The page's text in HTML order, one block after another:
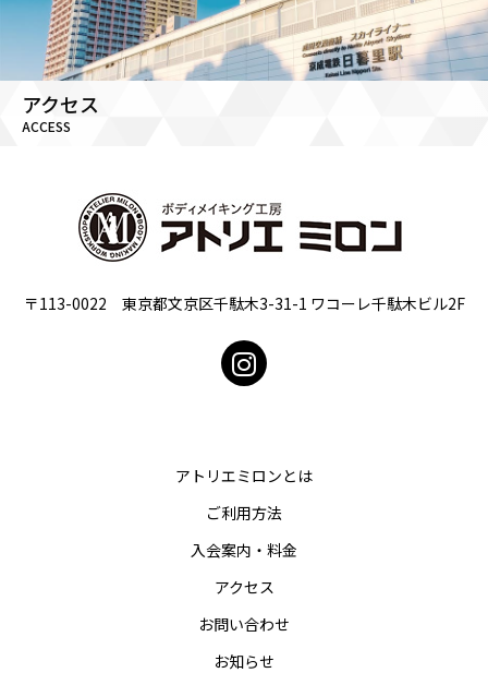
アクセス
ACCESS
〒113-0022 東京都文京区千駄木3-31-1 ワコーレ千駄木ビル2F
アトリエミロンとは
ご利用方法
入会案内・料金
アクセス
お問い合わせ
お知らせ